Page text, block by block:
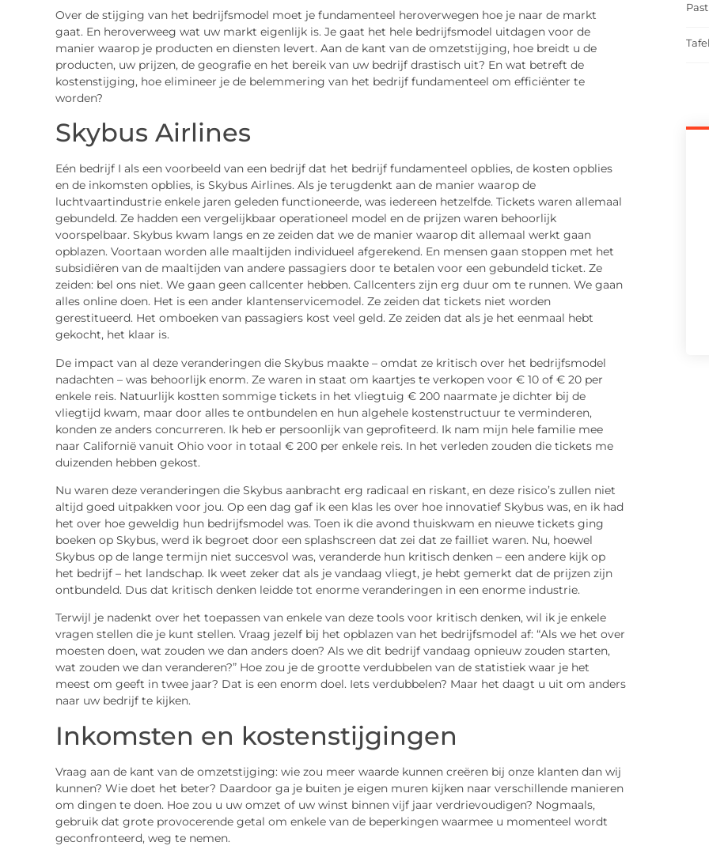
Over de stijging van het bedrijfsmodel moet je fundamenteel heroverwegen hoe je naar de markt
gaat. En heroverweeg wat uw markt eigenlijk is. Je gaat het hele bedrijfsmodel uitdagen voor de
manier waarop je producten en diensten levert. Aan de kant van de omzetstijging, hoe breidt u de
producten, uw prijzen, de geografie en het bereik van uw bedrijf drastisch uit? En wat betreft de
kostenstijging, hoe elimineer je de belemmering van het bedrijf fundamenteel om efficiënter te
worden?
Skybus Airlines
Eén bedrijf I als een voorbeeld van een bedrijf dat het bedrijf fundamenteel opblies, de kosten opblies
en de inkomsten opblies, is Skybus Airlines. Als je terugdenkt aan de manier waarop de
luchtvaartindustrie enkele jaren geleden functioneerde, was iedereen hetzelfde. Tickets waren allemaal
gebundeld. Ze hadden een vergelijkbaar operationeel model en de prijzen waren behoorlijk
voorspelbaar. Skybus kwam langs en ze zeiden dat we de manier waarop dit allemaal werkt gaan
opblazen. Voortaan worden alle maaltijden individueel afgerekend. En mensen gaan stoppen met het
subsidiëren van de maaltijden van andere passagiers door te betalen voor een gebundeld ticket. Ze
zeiden: bel ons niet. We gaan geen callcenter hebben. Callcenters zijn erg duur om te runnen. We gaan
alles online doen. Het is een ander klantenservicemodel. Ze zeiden dat tickets niet worden
gerestitueerd. Het omboeken van passagiers kost veel geld. Ze zeiden dat als je het eenmaal hebt
gekocht, het klaar is.
De impact van al deze veranderingen die Skybus maakte – omdat ze kritisch over het bedrijfsmodel
nadachten – was behoorlijk enorm. Ze waren in staat om kaartjes te verkopen voor € 10 of € 20 per
enkele reis. Natuurlijk kostten sommige tickets in het vliegtuig € 200 naarmate je dichter bij de
vliegtijd kwam, maar door alles te ontbundelen en hun algehele kostenstructuur te verminderen,
konden ze anders concurreren. Ik heb er persoonlijk van geprofiteerd. Ik nam mijn hele familie mee
naar Californië vanuit Ohio voor in totaal € 200 per enkele reis. In het verleden zouden die tickets me
duizenden hebben gekost.
Nu waren deze veranderingen die Skybus aanbracht erg radicaal en riskant, en deze risico’s zullen niet
altijd goed uitpakken voor jou. Op een dag gaf ik een klas les over hoe innovatief Skybus was, en ik had
het over hoe geweldig hun bedrijfsmodel was. Toen ik die avond thuiskwam en nieuwe tickets ging
boeken op Skybus, werd ik begroet door een splashscreen dat zei dat ze failliet waren. Nu, hoewel
Skybus op de lange termijn niet succesvol was, veranderde hun kritisch denken – een andere kijk op
het bedrijf – het landschap. Ik weet zeker dat als je vandaag vliegt, je hebt gemerkt dat de prijzen zijn
ontbundeld. Dus dat kritisch denken leidde tot enorme veranderingen in een enorme industrie.
Terwijl je nadenkt over het toepassen van enkele van deze tools voor kritisch denken, wil ik je enkele
vragen stellen die je kunt stellen. Vraag jezelf bij het opblazen van het bedrijfsmodel af: “Als we het over
moesten doen, wat zouden we dan anders doen? Als we dit bedrijf vandaag opnieuw zouden starten,
wat zouden we dan veranderen?” Hoe zou je de grootte verdubbelen van de statistiek waar je het
meest om geeft in twee jaar? Dat is een enorm doel. Iets verdubbelen? Maar het daagt u uit om anders
naar uw bedrijf te kijken.
Inkomsten en kostenstijgingen
Vraag aan de kant van de omzetstijging: wie zou meer waarde kunnen creëren bij onze klanten dan wij
kunnen? Wie doet het beter? Daardoor ga je buiten je eigen muren kijken naar verschillende manieren
om dingen te doen. Hoe zou u uw omzet of uw winst binnen vijf jaar verdrievoudigen? Nogmaals,
gebruik dat grote provocerende getal om enkele van de beperkingen waarmee u momenteel wordt
geconfronteerd, weg te nemen.